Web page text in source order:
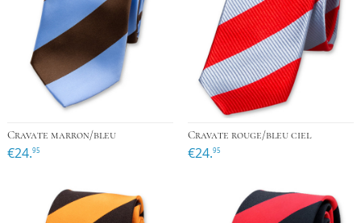
Cravate marron/bleu
€24.95
Cravate rouge/bleu ciel
€24.95